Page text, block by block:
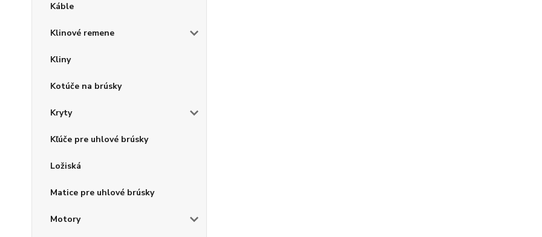
Káble
Klinové remene
Kliny
Kotúče na brúsky
Kryty
Kľúče pre uhlové brúsky
Ložiská
Matice pre uhlové brúsky
Motory